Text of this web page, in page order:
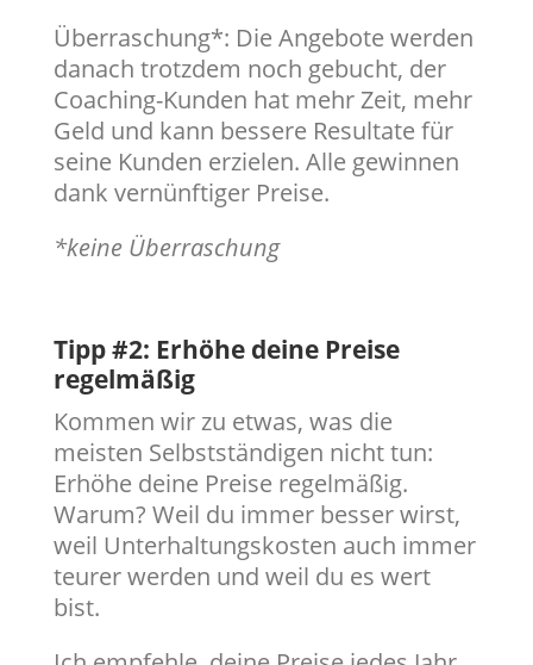
Überraschung*: Die Angebote werden
danach trotzdem noch gebucht, der
Coaching-Kunden hat mehr Zeit, mehr
Geld und kann bessere Resultate für
seine Kunden erzielen. Alle gewinnen
dank vernünftiger Preise.
*keine Überraschung
Tipp #2: Erhöhe deine Preise
regelmäßig
Kommen wir zu etwas, was die
meisten Selbstständigen nicht tun:
Erhöhe deine Preise regelmäßig.
Warum? Weil du immer besser wirst,
weil Unterhaltungskosten auch immer
teurer werden und weil du es wert
bist.